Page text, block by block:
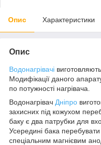
Опис Характеристики
Опис
Водонагрівачі
Модифікації даного
по потужності нагрівача.
Водонагрівач Дніпро
захисних під кожухом
баку є два патрубки для
Усередині бака
спеціальним магнієвим